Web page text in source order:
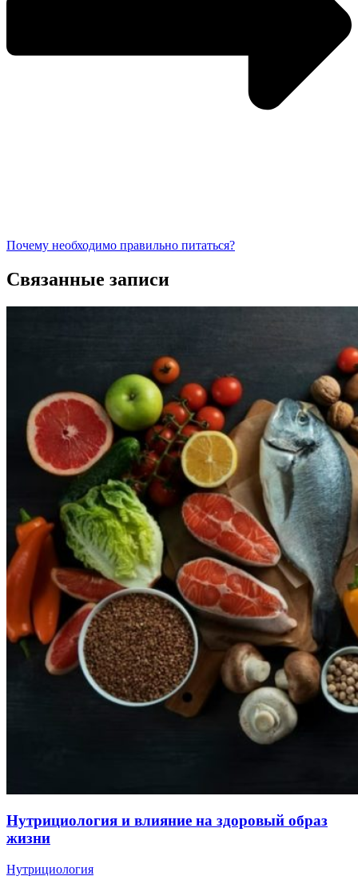
Почему необходимо правильно питаться?
Связанные записи
Нутрициология и влияние на здоровый образ
жизни
Нутрициология